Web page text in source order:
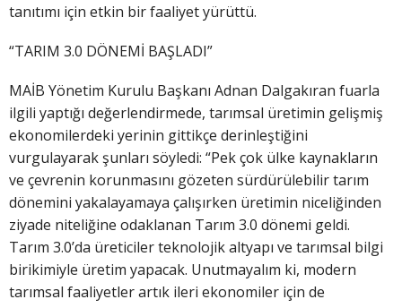
tanıtımı için etkin bir faaliyet yürüttü.
“TARIM 3.0 DÖNEMİ BAŞLADI”
MAİB Yönetim Kurulu Başkanı Adnan Dalgakıran fuarla
ilgili yaptığı değerlendirmede, tarımsal üretimin gelişmiş
ekonomilerdeki yerinin gittikçe derinleştiğini
vurgulayarak şunları söyledi: “Pek çok ülke kaynakların
ve çevrenin korunmasını gözeten sürdürülebilir tarım
dönemini yakalayamaya çalışırken üretimin niceliğinden
ziyade niteliğine odaklanan Tarım 3.0 dönemi geldi.
Tarım 3.0’da üreticiler teknolojik altyapı ve tarımsal bilgi
birikimiyle üretim yapacak. Unutmayalım ki, modern
tarımsal faaliyetler artık ileri ekonomiler için de